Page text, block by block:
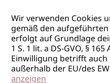
Wir verwenden Cookies
gemäß den
erfolgt auf Grundlage
1 S. 1 lit. a DS-GVO, § 165
Einwilligung betrifft
außerhalb der EU/des
anzeigen